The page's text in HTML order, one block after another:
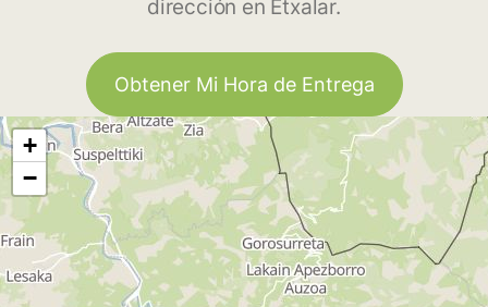
dirección en Etxalar.
Obtener Mi Hora de Entrega
+
−